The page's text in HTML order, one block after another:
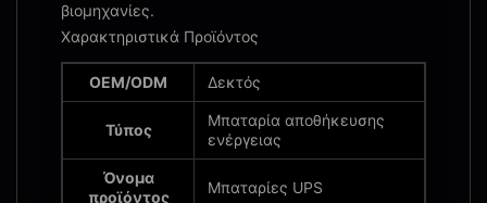
βιομηχανίες.
Χαρακτηριστικά Προϊόντος
OEM/ODM Δεκτός
Τύπος
Μπαταρία αποθήκευσης
ενέργειας
Όνομα
προϊόντος
Μπαταρίες UPS